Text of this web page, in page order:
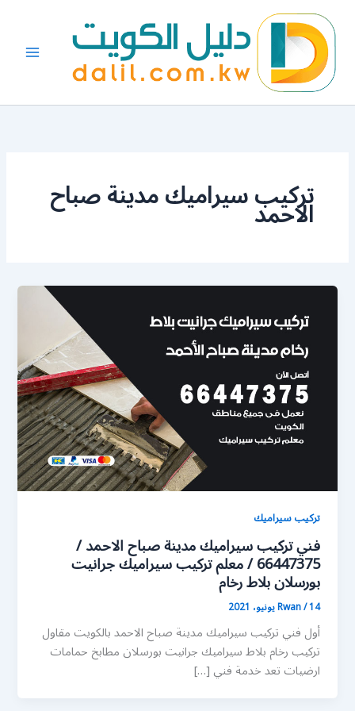
المحتوى
تركيب سيراميك مدينة صباح
الاحمد
تركيب سيراميك
فني تركيب سيراميك مدينة صباح الاحمد /
66447375 / معلم تركيب سيراميك جرانيت
بورسلان بلاط رخام
Rwan/14 يونيو، 2021
أول فني تركيب سيراميك مدينة صباح الاحمد بالكويت مقاول
تركيب رخام بلاط سيراميك جرانيت بورسلان مطابخ حمامات
ارضيات تعد خدمة فني […]